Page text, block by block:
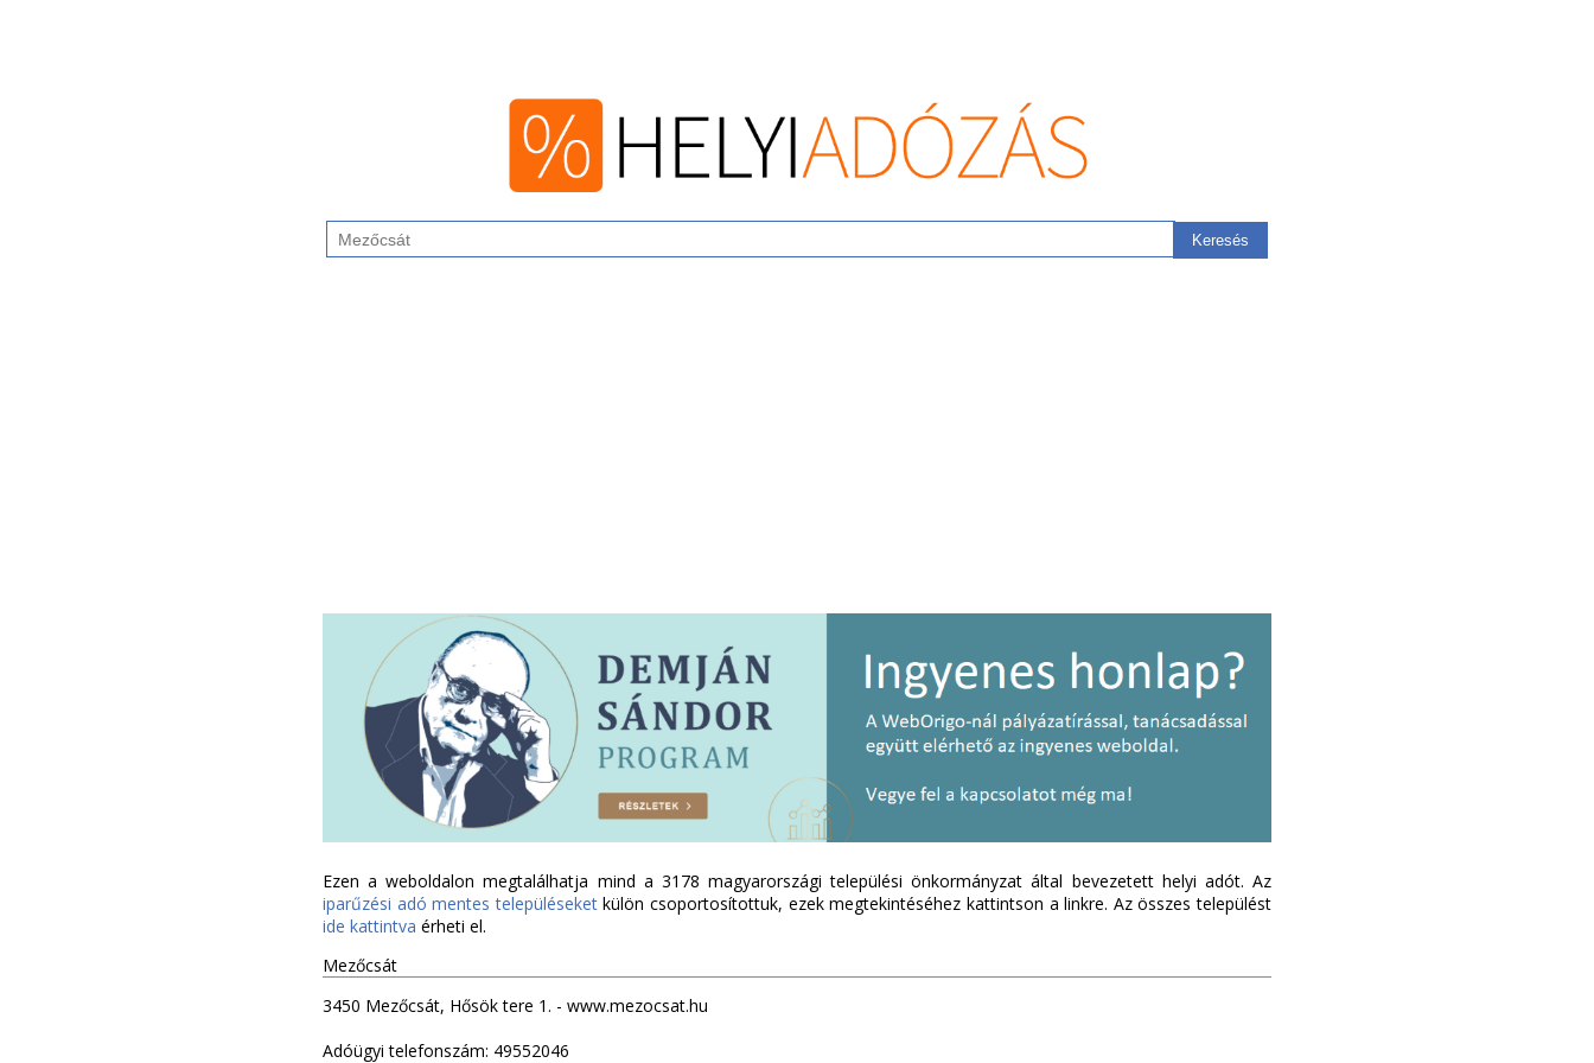
Ezen a weboldalon megtalálhatja mind a 3178 magyarországi települési önkormányzat által bevezetett helyi adót. Az
iparűzési adó mentes településeketkülön csoportosítottuk, ezek megtekintéséhez kattintson a linkre. Az összes települést
ide kattintva érheti el.
Mezőcsát
3450 Mezőcsát, Hősök tere 1. - www.mezocsat.hu
Adóügyi telefonszám: 49552046